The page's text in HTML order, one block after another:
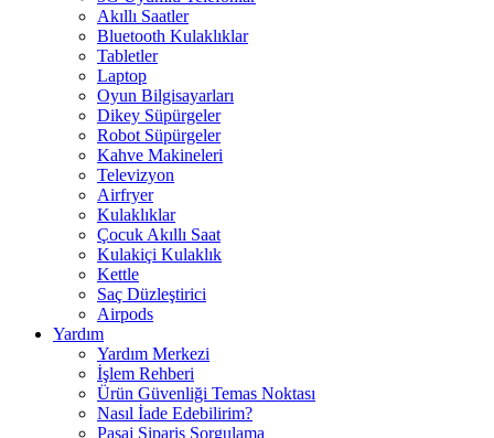
Akıllı Saatler
Bluetooth Kulaklıklar
Tabletler
Laptop
Oyun Bilgisayarları
Dikey Süpürgeler
Robot Süpürgeler
Kahve Makineleri
Televizyon
Airfryer
Kulaklıklar
Çocuk Akıllı Saat
Kulakiçi Kulaklık
Kettle
Saç Düzleştirici
Airpods
Yardım
Yardım Merkezi
İşlem Rehberi
Ürün Güvenliği Temas Noktası
Nasıl İade Edebilirim?
Pasaj Sipariş Sorgulama